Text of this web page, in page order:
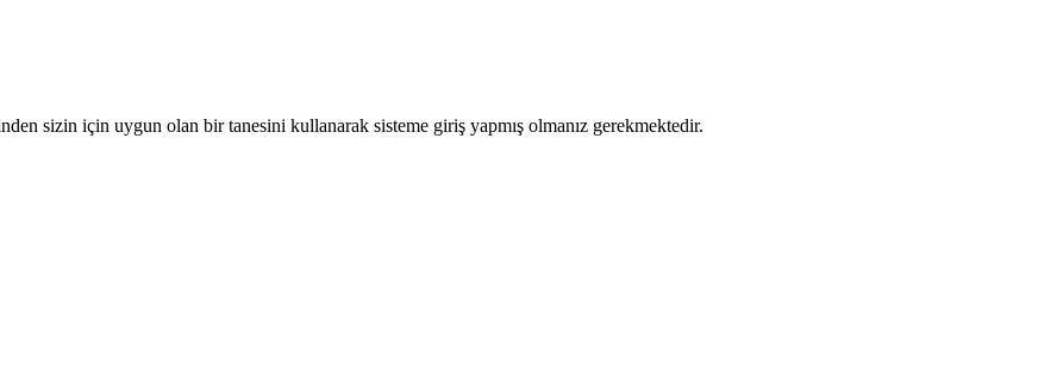
sizin için uygun olan bir tanesini kullanarak sisteme giriş yapmış olmanız gerekmektedir.